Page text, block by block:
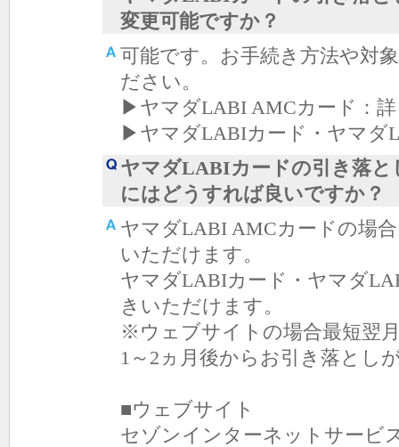
変更可能ですか？
可能です。お手続き方法や対
ださい。
▶ヤマダLABI AMCカード：
▶ヤマダLABIカード・ヤマダ
ヤマダLABIカードの引き落
にはどうすれば良いですか？
ヤマダLABI AMCカードの場
いただけます。
ヤマダLABIカード・ヤマダ
きいただけます。
※ウェブサイトの場合最短翌
1～2ヵ月後からお引き落とし
■ウェブサイト
セゾンインターネットサービ